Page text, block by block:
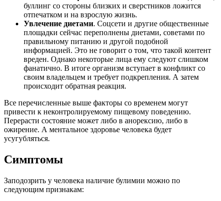
буллинг со стороны близких и сверстников ложится
отпечатком и на взрослую жизнь.
Увлечение диетами. Соцсети и другие общественные
площадки сейчас переполнены диетами, советами по
правильному питанию и другой подобной
информацией. Это не говорит о том, что такой контент
вреден. Однако некоторые лица ему следуют слишком
фанатично. В итоге организм вступает в конфликт со
своим владельцем и требует подкрепления. А затем
происходит обратная реакция.
Все перечисленные выше факторы со временем могут
привести к неконтролируемому пищевому поведению.
Перерасти состояние может либо в анорексию, либо в
ожирение. А ментальное здоровье человека будет
усугубляться.
Симптомы
Заподозрить у человека наличие булимии можно по
следующим признакам: